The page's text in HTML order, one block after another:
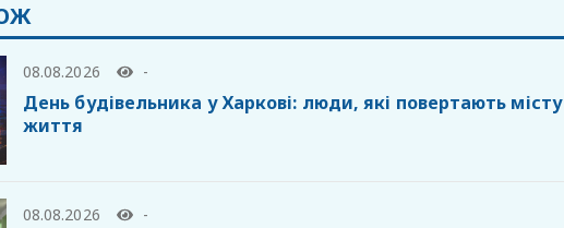
08.08.2026 -
День будівельника у Харкові: люди, які повертають місту
життя
08.08.2026 -